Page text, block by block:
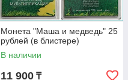
Монета "Маша и медведь" 25
рублей (в блистере)
В наличии
11 900 ₸